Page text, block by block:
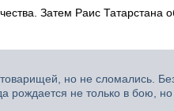
Затем Раис Татарстана
но не сломались.
не только в бою, но